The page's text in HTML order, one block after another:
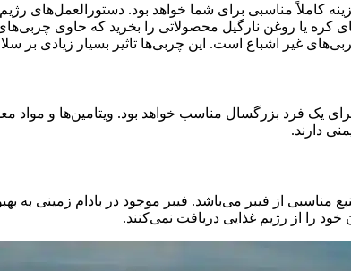
کره یا روغن نارگیل محصولاتی را بخرید که حاوی
برای یک فرد بزرگسال مناسب خواهد بود. ویتامین‌ها و
دارند.
مناسبی از فیبر می‌باشد. فیبر موجود در بادام زمینی